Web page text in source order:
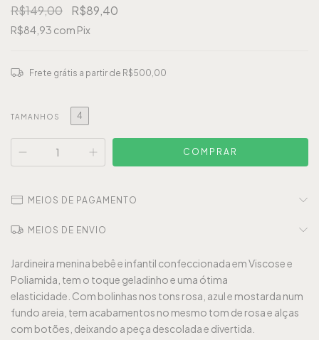
R$149,00 R$89,40
R$84,93 com Pix
Frete grátis a partir de R$500,00
TAMANHOS 4
MEIOS DE PAGAMENTO
MEIOS DE ENVIO
Jardineira menina bebê e infantil confeccionadaemViscose e
Poliamida, tem o toque geladinho e uma ótima
elasticidade. Com bolinhas nos tons rosa, azul e mostarda num
fundo areia, tem acabamentos no mesmo tom de rosa e alças
com botões, deixando a peça descolada e divertida.